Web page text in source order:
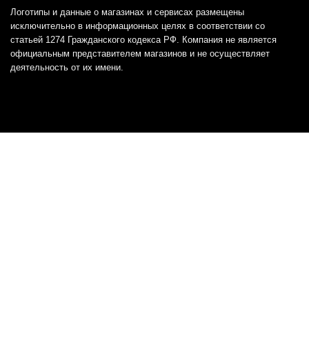
Логотипы и данные о магазинах и сервисах размещены
исключительно в информационных целях в соответствии со
статьей 1274 Гражданского кодекса РФ. Компания не является
официальным представителем магазинов и не осуществляет
деятельность от их имени.